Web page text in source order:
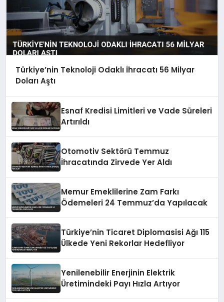
Türkiye’nin Teknoloji Odaklı İhracatı 56 Milyar
Doları Aştı
Esnaf Kredisi Limitleri ve Vade Süreleri
Artırıldı
Otomotiv Sektörü Temmuz
İhracatında Zirvede Yer Aldı
Memur Emeklilerine Zam Farkı
Ödemeleri 24 Temmuz’da Yapılacak
Türkiye’nin Ticaret Diplomasisi Ağı 115
Ülkede Yeni Rekorlar Hedefliyor
Yenilenebilir Enerjinin Elektrik
Üretimindeki Payı Hızla Artıyor